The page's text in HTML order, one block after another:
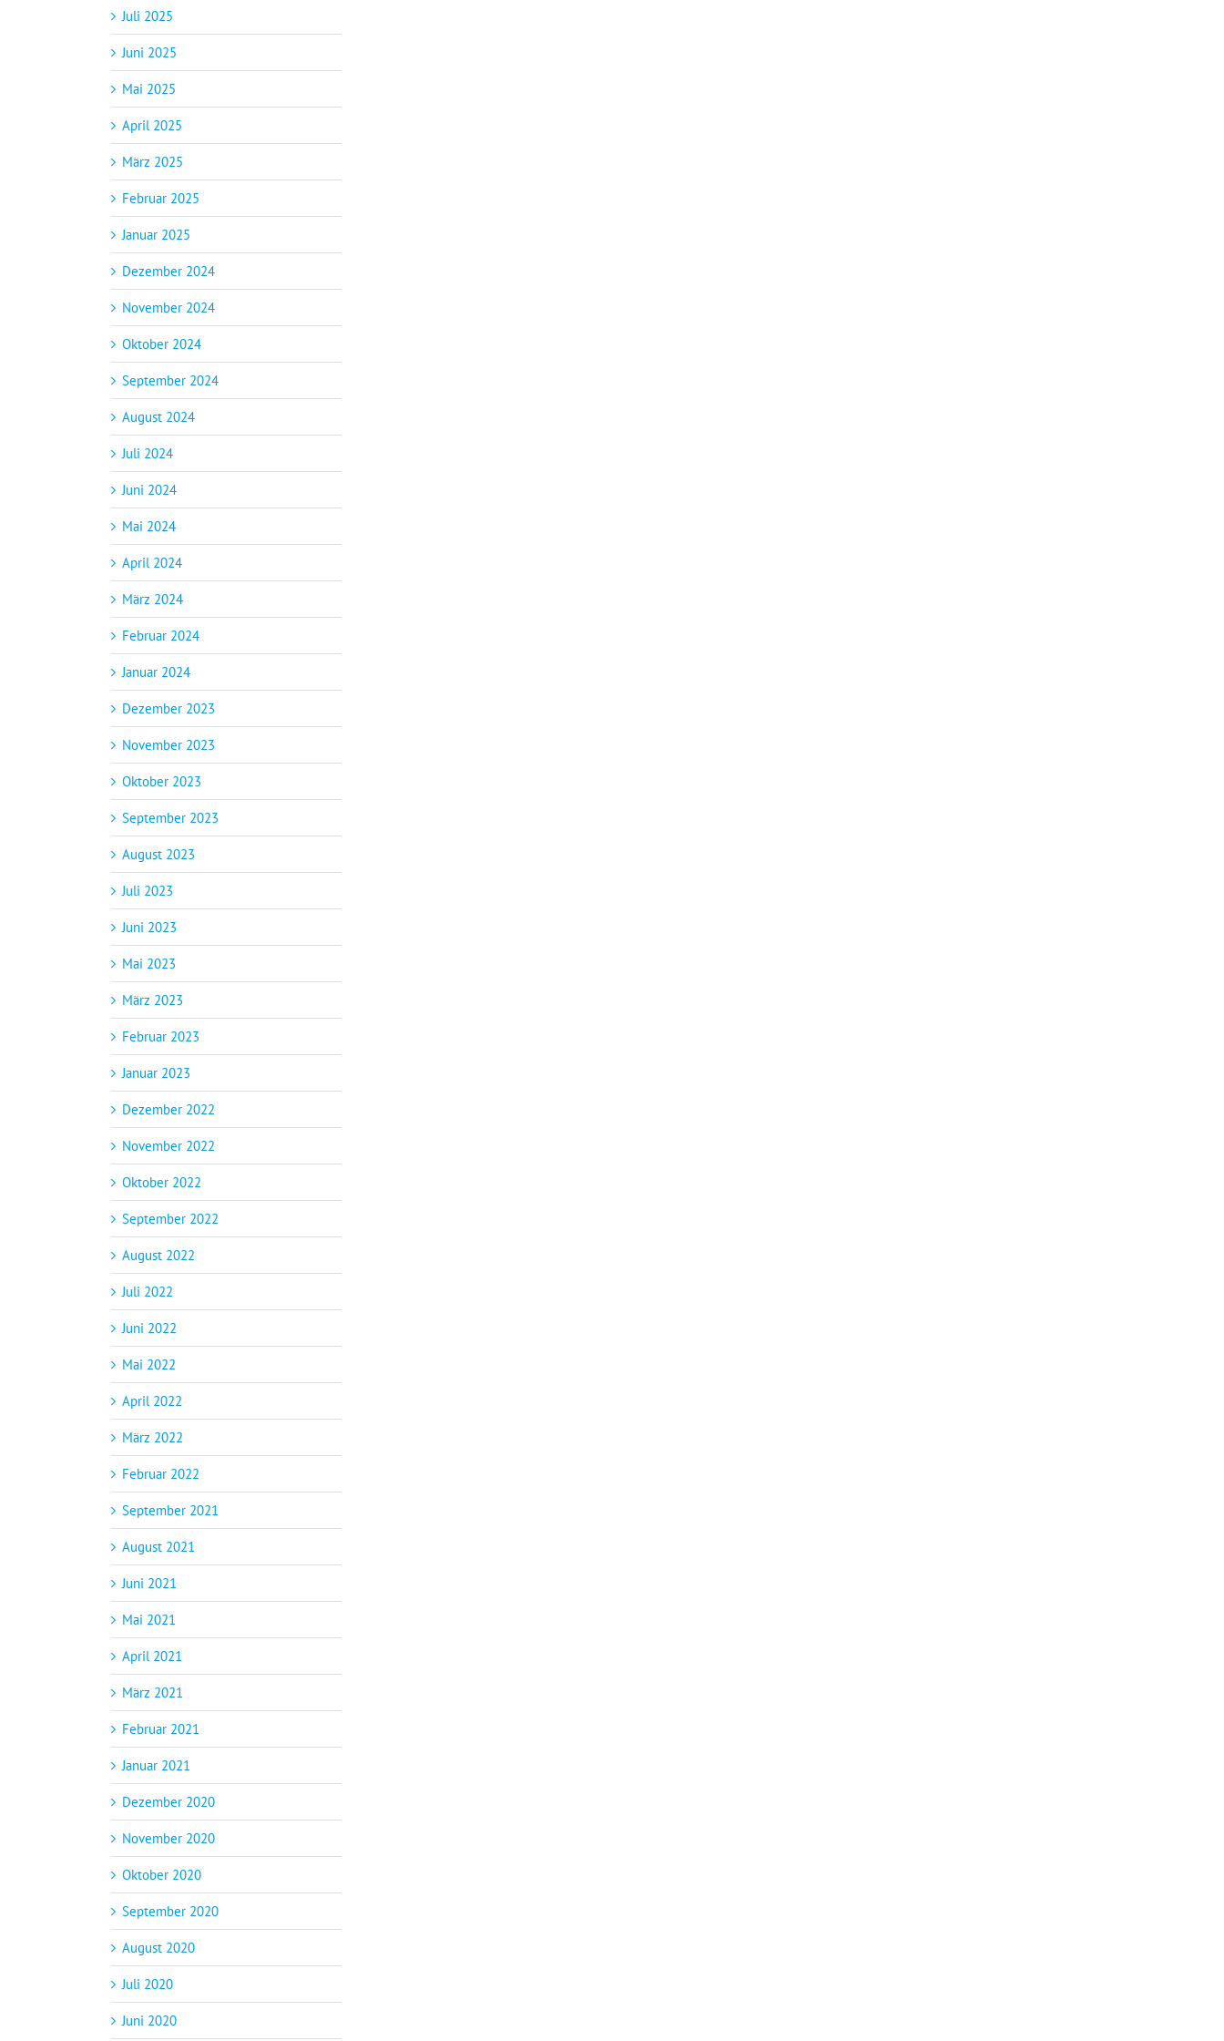
Juli 2025
Juni 2025
Mai 2025
April 2025
März 2025
Februar 2025
Januar 2025
Dezember 2024
November 2024
Oktober 2024
September 2024
August 2024
Juli 2024
Juni 2024
Mai 2024
April 2024
März 2024
Februar 2024
Januar 2024
Dezember 2023
November 2023
Oktober 2023
September 2023
August 2023
Juli 2023
Juni 2023
Mai 2023
März 2023
Februar 2023
Januar 2023
Dezember 2022
November 2022
Oktober 2022
September 2022
August 2022
Juli 2022
Juni 2022
Mai 2022
April 2022
März 2022
Februar 2022
September 2021
August 2021
Juni 2021
Mai 2021
April 2021
März 2021
Februar 2021
Januar 2021
Dezember 2020
November 2020
Oktober 2020
September 2020
August 2020
Juli 2020
Juni 2020